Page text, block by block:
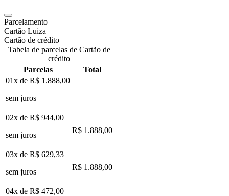
Parcelamento
Cartão Luiza
Cartão de crédito
Tabela de parcelas de Cartão de
crédito
Parcelas
Total
01x de R$ 1.888,00
sem juros
02x de R$ 944,00
sem juros
R$ 1.888,00
03x de R$ 629,33
sem juros
R$ 1.888,00
04x de R$ 472,00